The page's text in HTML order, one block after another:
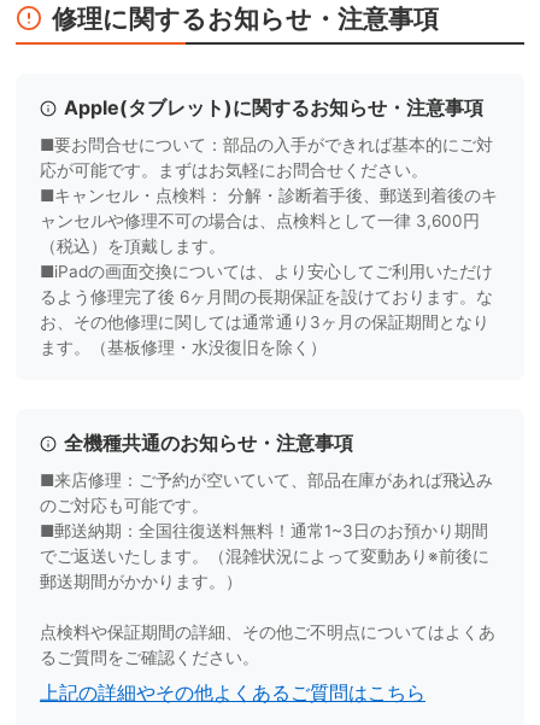
修理に関するお知らせ・注意事項
Apple(タブレット)に関するお知らせ・注意事項
■要お問合せについて：部品の入手ができれば基本的にご対
応が可能です。まずはお気軽にお問合せください。
■キャンセル・点検料： 分解・診断着手後、郵送到着後のキ
ャンセルや修理不可の場合は、点検料として一律 3,600円
（税込）を頂戴します。
■iPadの画面交換については、より安心してご利用いただけ
るよう修理完了後 6ヶ月間の長期保証を設けております。な
お、その他修理に関しては通常通り3ヶ月の保証期間となり
ます。（基板修理・水没復旧を除く）
全機種共通のお知らせ・注意事項
■来店修理：ご予約が空いていて、部品在庫があれば飛込み
のご対応も可能です。
■郵送納期：全国往復送料無料！通常1~3日のお預かり期間
でご返送いたします。（混雑状況によって変動あり※前後に
郵送期間がかかります。）
点検料や保証期間の詳細、その他ご不明点についてはよくあ
るご質問をご確認ください。
上記の詳細やその他よくあるご質問はこちら